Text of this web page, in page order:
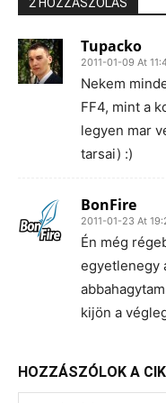
Tupacko
2011-01-09 At
Nekem
FF4, mint a
legyen mar
tarsai) :)
BonFire
2011-01-23 At
Én még
egyetlenegy
kijön a
HOZZÁSZÓLOK A